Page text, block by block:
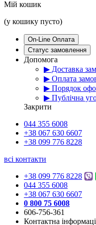
Мій кошик
(у кошику пусто)
On-Line Оплата
Статус замовлення
Допомога
▶ Доставка
▶ Оплата
▶ Порядок
▶ Публічна
Закрити
044 355 6008
+38 067 630 6607
+38 099 776 8228
всі контакти
+38 099 776 8228
044 355 6008
+38 067 630 6607
0 800 75 6008
606-756-361
Контактна